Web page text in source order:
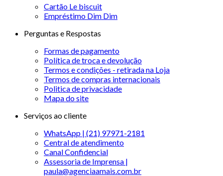
Cartão Le biscuit
Empréstimo Dim Dim
Perguntas e Respostas
Formas de pagamento
Política de troca e devolução
Termos e condições - retirada na Loja
Termos de compras internacionais
Politica de privacidade
Mapa do site
Serviços ao cliente
WhatsApp | (21) 97971-2181
Central de atendimento
Canal Confidencial
Assessoria de Imprensa |
paula@agenciaamais.com.br